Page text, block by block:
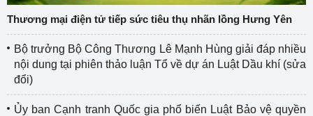
Thương mại điện tử tiếp sức tiêu thụ nhãn lồng Hưng Yên
Bộ trưởng Bộ Công Thương Lê Mạnh Hùng giải đáp nhiều
nội dung tại phiên thảo luận Tổ về dự án Luật Dầu khí (sửa
đổi)
Ủy ban Cạnh tranh Quốc gia phổ biến Luật Bảo vệ quyền